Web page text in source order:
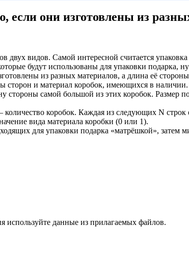
они изготовлены из
двух видов. Самой интересной считается
будут использованы для упаковки подарка,
из разных материалов, а длина её
и материал коробок, имеющихся в
самой большой из этих коробок. Размер
коробок. Каждая из следующих N
вида материала коробки (0 или 1).
для упаковки подарка «матрёшкой»,
используйте данные из прилагаемых файлов.